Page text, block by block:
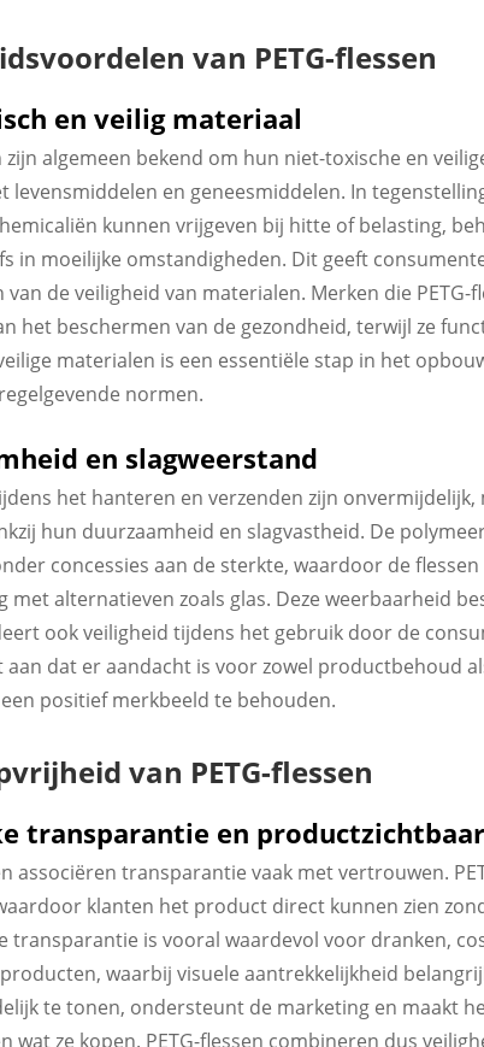
van PETG-flessen
en veilig materiaal
zijn algemeen bekend om hun niet-toxische en
levensmiddelen en geneesmiddelen. In
kunnen vrijgeven bij hitte of belasting,
in moeilijke omstandigheden. Dit geeft
van de veiligheid van materialen. Merken die
het beschermen van de gezondheid, terwijl ze
materialen is een essentiële stap in het
normen.
en slagweerstand
het hanteren en verzenden zijn onvermijdelijk,
hun duurzaamheid en slagvastheid. De
concessies aan de sterkte, waardoor de
met alternatieven zoals glas. Deze weerbaarheid
ook veiligheid tijdens het gebruik door de
dat er aandacht is voor zowel productbehoud
positief merkbeeld te behouden.
van PETG-flessen
transparantie en
associëren transparantie vaak met vertrouwen.
klanten het product direct kunnen zien
transparantie is vooral waardevol voor dranken,
waarbij visuele aantrekkelijkheid
te tonen, ondersteunt de marketing en maakt
wat ze kopen. PETG-flessen combineren dus